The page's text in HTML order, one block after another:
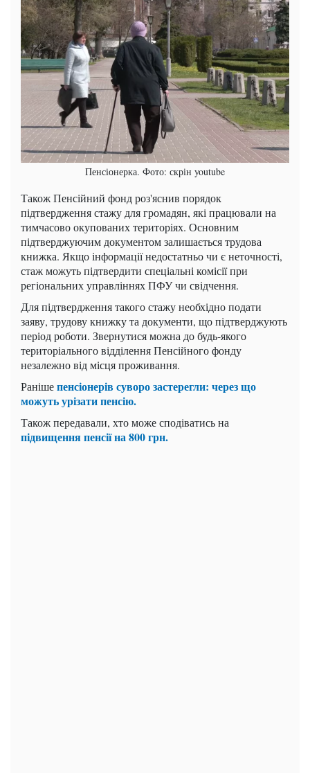
Пенсіонерка. Фото: скрін youtube
Також Пенсійний фонд роз'яснив порядок
підтвердження стажу для громадян, які працювали на
тимчасово окупованих територіях. Основним
підтверджуючим документом залишається трудова
книжка. Якщо інформації недостатньо чи є неточності,
стаж можуть підтвердити спеціальні комісії при
регіональних управліннях ПФУ чи свідчення.
Для підтвердження такого стажу необхідно подати
заяву, трудову книжку та документи, що підтверджують
період роботи. Звернутися можна до будь-якого
територіального відділення Пенсійного фонду
незалежно від місця проживання.
Ранішепенсіонерів суворо застерегли: через що
можуть урізати пенсію.
Також передавали, хто може сподіватись на
підвищення пенсії на 800 грн.